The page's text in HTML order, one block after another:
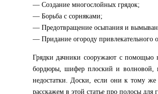
— Создание многослойных грядок;
— Борьба с сорняками;
— Предотвращение осыпания и
— Придание огороду привлекательного
Грядки дачники сооружают с помощью
бордюры, шифер плоский и волновой,
недостатки. Доски, если они к тому
расскажем в этой статье про полосы для